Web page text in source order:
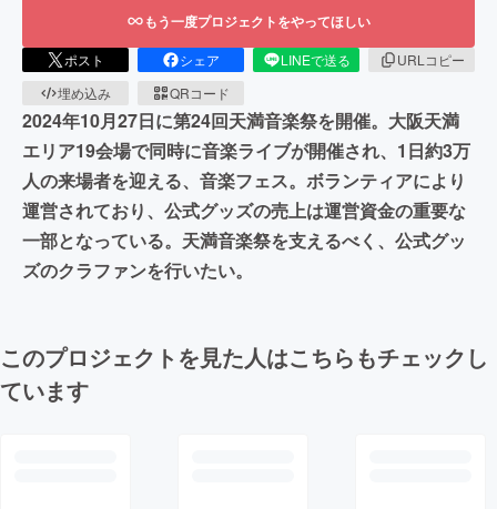
もう一度プロジェクトをやってほしい
ポスト シェア LINEで送る
URLコピー
埋め込み
QRコード
2024年10月27日に第24回天満音楽祭を開催。大阪天満
エリア19会場で同時に音楽ライブが開催され、1日約3万
人の来場者を迎える、音楽フェス。ボランティアにより
運営されており、公式グッズの売上は運営資金の重要な
一部となっている。天満音楽祭を支えるべく、公式グッ
ズのクラファンを行いたい。
このプロジェクトを見た人はこちらもチェックし
ています